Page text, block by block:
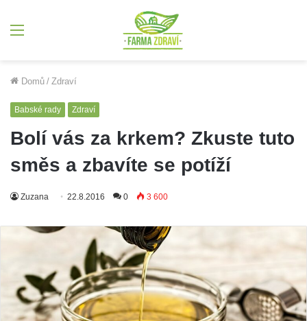
Domů / Zdraví
Babské rady Zdraví
Bolí vás za krkem? Zkuste tuto
směs a zbavíte se potíží
Zuzana 22.8.2016 0 3 600